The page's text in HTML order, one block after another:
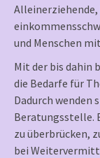
Alleinerziehende,
und Menschen
Mit der bis dahin
die Bedarfe für
Dadurch wenden
Beratungsstelle.
zu überbrücken,
bei